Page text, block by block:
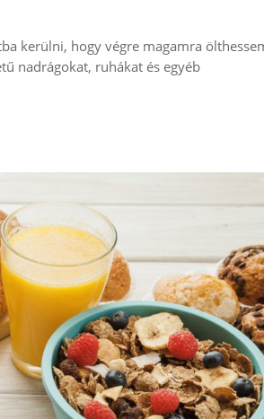
kerülni, hogy végre magamra
nadrágokat, ruhákat és egyéb